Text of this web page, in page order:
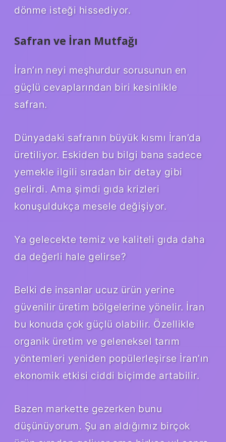
dönme isteği hissediyor.
Safran ve İran Mutfağı
İran’ın neyi meşhurdur sorusunun en
güçlü cevaplarından biri kesinlikle
safran.
Dünyadaki safranın büyük kısmı İran’da
üretiliyor. Eskiden bu bilgi bana sadece
yemekle ilgili sıradan bir detay gibi
gelirdi. Ama şimdi gıda krizleri
konuşuldukça mesele değişiyor.
Ya gelecekte temiz ve kaliteli gıda daha
da değerli hale gelirse?
Belki de insanlar ucuz ürün yerine
güvenilir üretim bölgelerine yönelir. İran
bu konuda çok güçlü olabilir. Özellikle
organik üretim ve geleneksel tarım
yöntemleri yeniden popülerleşirse İran’ın
ekonomik etkisi ciddi biçimde artabilir.
Bazen markette gezerken bunu
düşünüyorum. Şu an aldığımız birçok